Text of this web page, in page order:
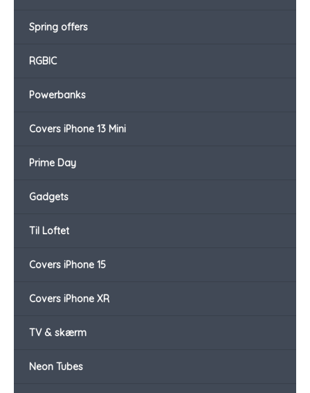
Spring offers
RGBIC
Powerbanks
Covers iPhone 13 Mini
Prime Day
Gadgets
Til Loftet
Covers iPhone 15
Covers iPhone XR
TV & skærm
Neon Tubes